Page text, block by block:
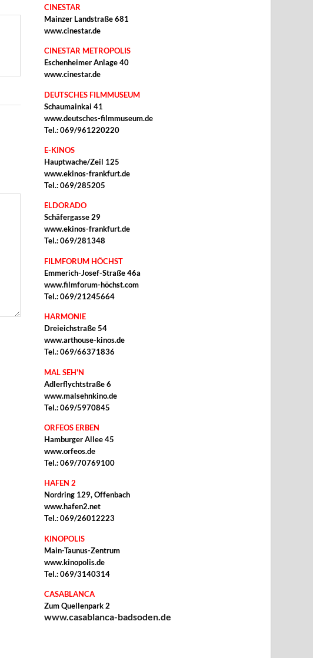
CINESTAR
Mainzer Landstraße 681
www.cinestar.de
CINESTAR METROPOLIS
Eschenheimer Anlage 40
www.cinestar.de
DEUTSCHES FILMMUSEUM
Schaumainkai 41
www.deutsches-filmmuseum.de
Tel.: 069/961220220
E-KINOS
Hauptwache/Zeil 125
www.ekinos-frankfurt.de
Tel.: 069/285205
ELDORADO
Schäfergasse 29
www.ekinos-frankfurt.de
Tel.: 069/281348
FILMFORUM HÖCHST
Emmerich-Josef-Straße 46a
www.filmforum-höchst.com
Tel.: 069/21245664
HARMONIE
Dreieichstraße 54
www.arthouse-kinos.de
Tel.: 069/66371836
MAL SEH'N
Adlerflychtstraße 6
www.malsehnkino.de
Tel.: 069/5970845
ORFEOS ERBEN
Hamburger Allee 45
www.orfeos.de
Tel.: 069/70769100
HAFEN 2
Nordring 129, Offenbach
www.hafen2.net
Tel.: 069/26012223
KINOPOLIS
Main-Taunus-Zentrum
www.kinopolis.de
Tel.: 069/3140314
CASABLANCA
Zum Quellenpark 2
www.casablanca-badsoden.de